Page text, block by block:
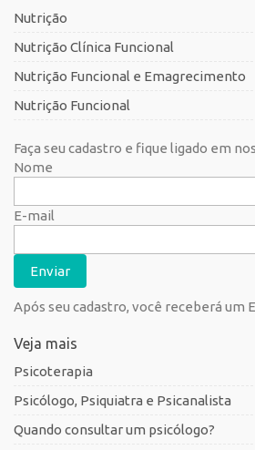
Nutrição
Nutrição Clínica Funcional
Nutrição Funcional e Emagrecimento
Nutrição Funcional
Faça seu cadastro e fique ligado em
Nome
E-mail
Após seu cadastro, você receberá um
Veja mais
Psicoterapia
Psicólogo, Psiquiatra e Psicanalista
Quando consultar um psicólogo?